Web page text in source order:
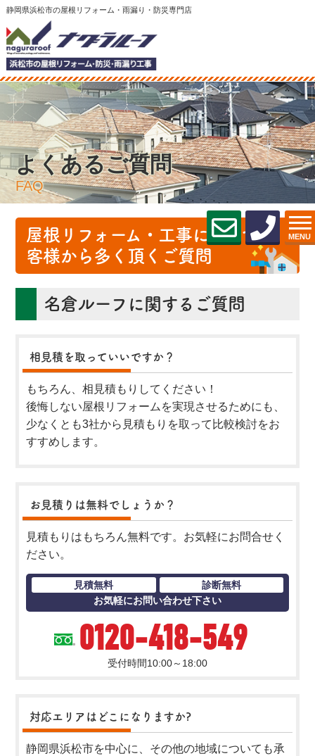
静岡県浜松市の屋根リフォーム・雨漏り・防災専門店
MENU
よくあるご質問
FAQ
屋根リフォーム・工事に関してお
客様から多く頂くご質問
名倉ルーフに関するご質問
相見積を取っていいですか？
もちろん、相見積もりしてください！
後悔しない屋根リフォームを実現させるためにも、
少なくとも3社から見積もりを取って比較検討をお
すすめします。
お見積りは無料でしょうか？
見積もりはもちろん無料です。お気軽にお問合せく
ださい。
見積無料
診断無料
お気軽にお問い合わせ下さい
0120-418-549
受付時間10:00～18:00
対応エリアはどこになりますか?
静岡県浜松市を中心に、その他の地域についても承